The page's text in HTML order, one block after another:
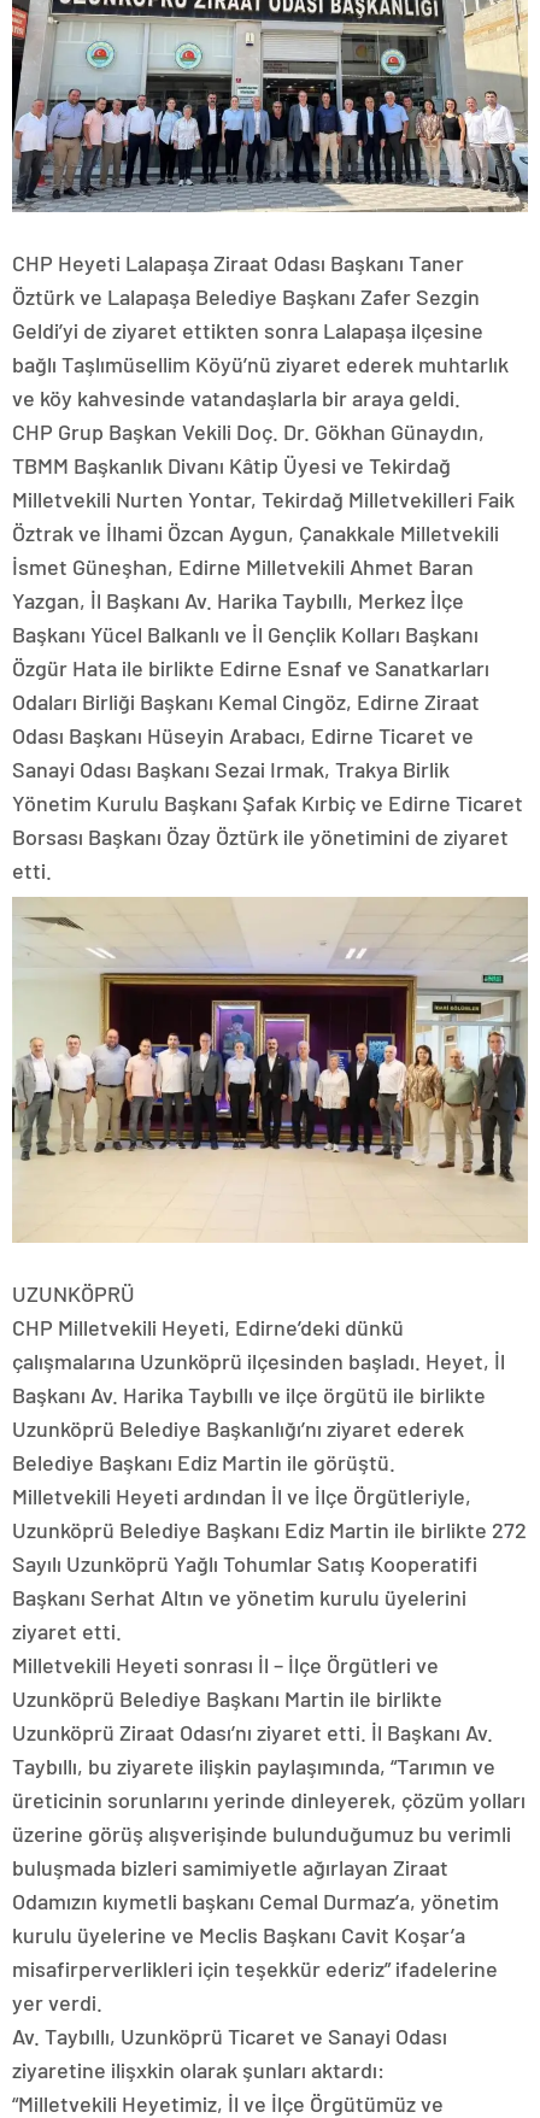
CHP Heyeti Lalapaşa Ziraat Odası Başkanı Taner
Öztürk ve Lalapaşa Belediye Başkanı Zafer Sezgin
Geldi’yi de ziyaret ettikten sonra Lalapaşa ilçesine
bağlı Taşlımüsellim Köyü’nü ziyaret ederek muhtarlık
ve köy kahvesinde vatandaşlarla bir araya geldi.
CHP Grup Başkan Vekili Doç. Dr. Gökhan Günaydın,
TBMM Başkanlık Divanı Kâtip Üyesi ve Tekirdağ
Milletvekili Nurten Yontar, Tekirdağ Milletvekilleri Faik
Öztrak ve İlhami Özcan Aygun, Çanakkale Milletvekili
İsmet Güneşhan, Edirne Milletvekili Ahmet Baran
Yazgan, İl Başkanı Av. Harika Taybıllı, Merkez İlçe
Başkanı Yücel Balkanlı ve İl Gençlik Kolları Başkanı
Özgür Hata ile birlikte Edirne Esnaf ve Sanatkarları
Odaları Birliği Başkanı Kemal Cingöz, Edirne Ziraat
Odası Başkanı Hüseyin Arabacı, Edirne Ticaret ve
Sanayi Odası Başkanı Sezai Irmak, Trakya Birlik
Yönetim Kurulu Başkanı Şafak Kırbiç ve Edirne Ticaret
Borsası Başkanı Özay Öztürk ile yönetimini de ziyaret
etti.
UZUNKÖPRÜ
CHP Milletvekili Heyeti, Edirne’deki dünkü
çalışmalarına Uzunköprü ilçesinden başladı. Heyet, İl
Başkanı Av. Harika Taybıllı ve ilçe örgütü ile birlikte
Uzunköprü Belediye Başkanlığı’nı ziyaret ederek
Belediye Başkanı Ediz Martin ile görüştü.
Milletvekili Heyeti ardından İl ve İlçe Örgütleriyle,
Uzunköprü Belediye Başkanı Ediz Martin ile birlikte 272
Sayılı Uzunköprü Yağlı Tohumlar Satış Kooperatifi
Başkanı Serhat Altın ve yönetim kurulu üyelerini
ziyaret etti.
Milletvekili Heyeti sonrası İl – İlçe Örgütleri ve
Uzunköprü Belediye Başkanı Martin ile birlikte
Uzunköprü Ziraat Odası’nı ziyaret etti. İl Başkanı Av.
Taybıllı, bu ziyarete ilişkin paylaşımında, “Tarımın ve
üreticinin sorunlarını yerinde dinleyerek, çözüm yolları
üzerine görüş alışverişinde bulunduğumuz bu verimli
buluşmada bizleri samimiyetle ağırlayan Ziraat
Odamızın kıymetli başkanı Cemal Durmaz’a, yönetim
kurulu üyelerine ve Meclis Başkanı Cavit Koşar’a
misafirperverlikleri için teşekkür ederiz” ifadelerine
yer verdi.
Av. Taybıllı, Uzunköprü Ticaret ve Sanayi Odası
ziyaretine ilişxkin olarak şunları aktardı:
“Milletvekili Heyetimiz, İl ve İlçe Örgütümüz ve